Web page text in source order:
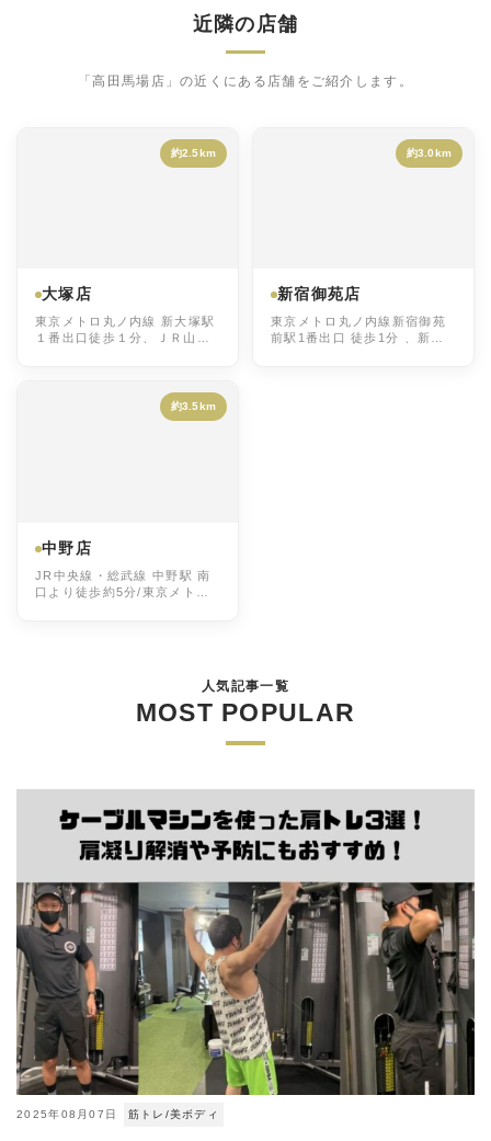
近隣の店舗
「高田馬場店」の近くにある店舗をご紹介します。
約2.5km
大塚店
東京メトロ丸ノ内線 新大塚駅
１番出口徒歩１分、ＪＲ山手
約3.0km
新宿御苑店
東京メトロ丸ノ内線新宿御苑
前駅1番出口 徒歩1分 、新宿
約3.5km
中野店
JR中央線・総武線 中野駅 南
口より徒歩約5分/東京メトロ
人気記事一覧
MOST POPULAR
2025年08月07日 筋トレ/美ボディ